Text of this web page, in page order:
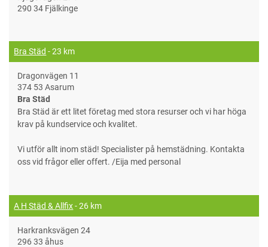
290 34 Fjälkinge
Bra Städ - 23 km
Dragonvägen 11
374 53 Asarum
Bra Städ
Bra Städ är ett litet företag med stora resurser och vi har höga
krav på kundservice och kvalitet.
Vi utför allt inom städ! Specialister på hemstädning. Kontakta
oss vid frågor eller offert. /Eija med personal
A H Städ & Allfix- 26 km
Harkranksvägen 24
296 33 åhus